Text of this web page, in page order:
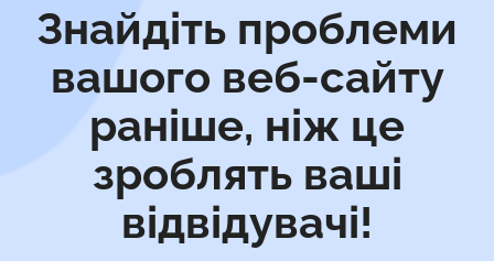
Знайдіть проблеми
вашого веб-сайту
раніше, ніж це
зроблять ваші
відвідувачі!